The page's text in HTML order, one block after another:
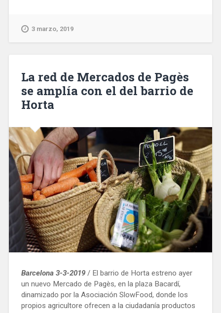
al
barrio
de
3 marzo, 2019
La red de Mercados de Pagès
se amplía con el del barrio de
Horta
Barcelona 3-3-2019 / El barrio de Horta estreno ayer
un nuevo Mercado de Pagès, en la plaza Bacardí,
dinamizado por la Asociación SlowFood, donde los
propios agricultore ofrecen a la ciudadanía productos